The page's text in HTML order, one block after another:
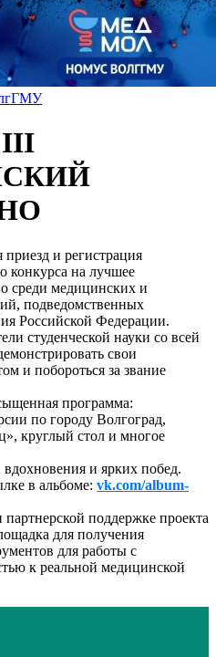
приезд и регистрация
конкурса на лучшее
среди медицинских и
подведомственных
Российской Федерации.
студенческой науки со всей
свои
и побороться за звание
программа:
по городу Волгоград,
круглый стол и многое
и ярких побед.
в альбоме: vk.com/album-
поддержке проекта
для получения
для работы с
к реальной медицинской